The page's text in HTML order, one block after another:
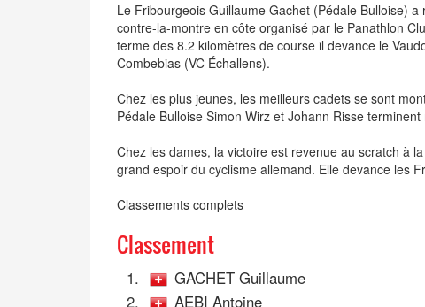
Le Fribourgeois Guillaume Gachet (Pédale Bulloise)
contre-la-montre en côte organisé par le Panathlon
terme des 8.2 kilomètres de course il devance le
Combebias (VC Échallens).
Chez les plus jeunes, les meilleurs cadets se sont
Pédale Bulloise Simon Wirz et Johann Risse
Chez les dames, la victoire est revenue au scratch à
grand espoir du cyclisme allemand. Elle devance les
Classements complets
Classement
1. GACHET Guillaume
2.
AEBI Antoine